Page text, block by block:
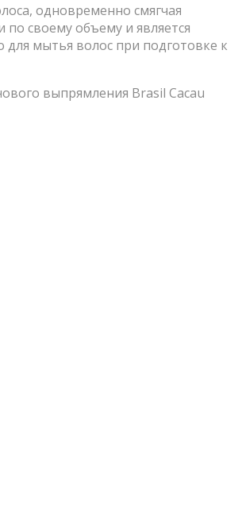
одновременно смягчая
своему объему и является
мытья волос при подготовке к
выпрямления Brasil Cacau